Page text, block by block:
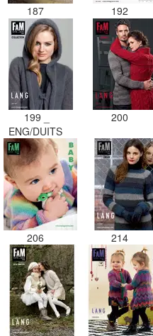
187 192
199 _
ENG/DUITS
200
206 214